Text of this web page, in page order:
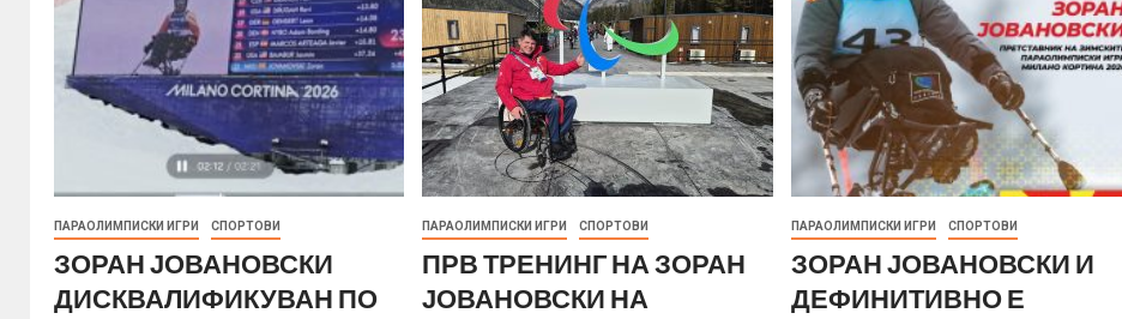
ПАРАОЛИМПИСКИ ИГРИ СПОРТОВИ
ЗОРАН ЈОВАНОВСКИ
ДИСКВАЛИФИКУВАН ПО
ПАРАОЛИМПИСКИ ИГРИ СПОРТОВИ
ПРВ ТРЕНИНГ НА ЗОРАН
ЈОВАНОВСКИ НА
ПАРАОЛИМПИСКИ ИГРИ СПОРТОВИ
ЗОРАН ЈОВАНОВСКИ И
ДЕФИНИТИВНО Е